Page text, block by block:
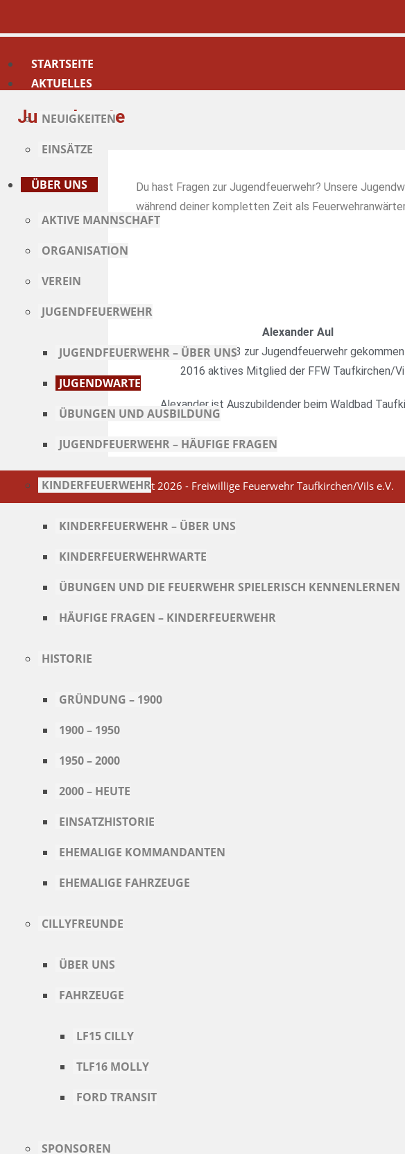
STARTSEITE
AKTUELLES
NEUIGKEITEN
EINSÄTZE
ÜBER UNS
AKTIVE MANNSCHAFT
ORGANISATION
VEREIN
JUGENDFEUERWEHR
JUGENDFEUERWEHR – ÜBER UNS
JUGENDWARTE
ÜBUNGEN UND AUSBILDUNG
JUGENDFEUERWEHR – HÄUFIGE FRAGEN
KINDERFEUERWEHR
KINDERFEUERWEHR – ÜBER UNS
KINDERFEUERWEHRWARTE
ÜBUNGEN UND DIE FEUERWEHR SPIELERISCH KENNENLERNEN
HÄUFIGE FRAGEN – KINDERFEUERWEHR
HISTORIE
GRÜNDUNG – 1900
1900 – 1950
1950 – 2000
2000 – HEUTE
EINSATZHISTORIE
EHEMALIGE KOMMANDANTEN
EHEMALIGE FAHRZEUGE
CILLYFREUNDE
ÜBER UNS
FAHRZEUGE
LF15 CILLY
TLF16 MOLLY
FORD TRANSIT
SPONSOREN
Jugendwarte
Du hast Fragen zur Jugendfeuerwehr? Unsere
während deiner kompletten Zeit als
Alexander Aul
Alexander ist 2013 zur Jugendfeuerwehr
2016 aktives Mitglied der FFW Taufkirchen/
Alexander ist Auszubildender beim Waldbad
Copyright 2026 - Freiwillige Feuerwehr Taufkirchen/Vils e.V.